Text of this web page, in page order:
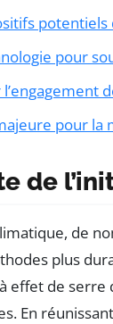
potentiels
pour
pour la
de
de
plus
effet de
En